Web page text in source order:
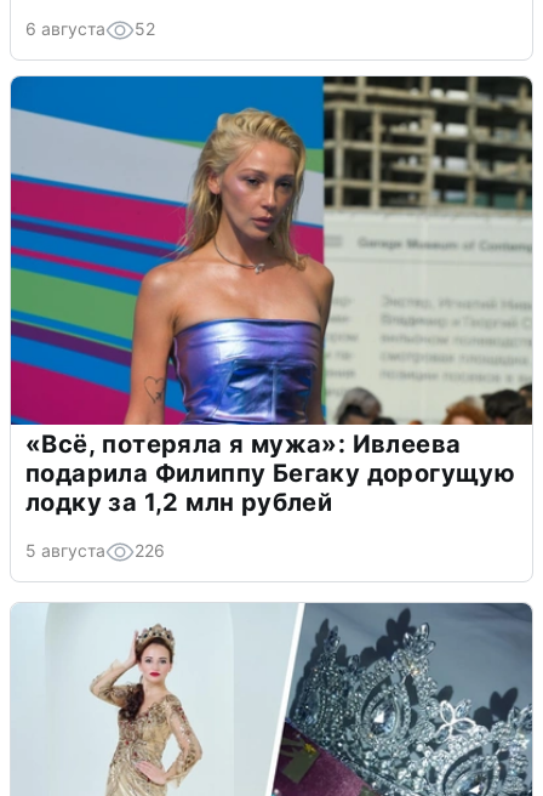
6 августа 52
«Всё, потеряла я мужа»: Ивлеева
подарила Филиппу Бегаку дорогущую
лодку за 1,2 млн рублей
5 августа 226